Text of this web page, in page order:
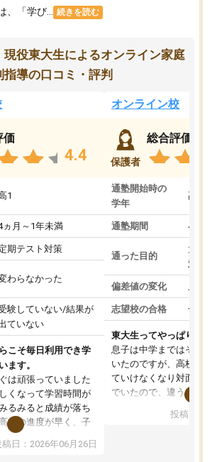
「学び... 続きを読む
現役東大生によるオンライン家庭
導の口コミ・評判
価
4.4
1
ヵ月～1年未満
期テスト対策
わらなかった
験していない/結果が
ていない
こそ毎日利用でき学
ます。
は頑張っていました
くなって学習時間が
るみると成績が落ち
校の進度が早く、子
強の話すると嫌な反
大先生にお願いして
稿日：2026年06月26日
オンライン校
保護者
総合評価
通塾開始時の
学年
高3
通塾期間 4ヵ月
通った目的
大学
対策
偏差値の変化 上が
志望校の合格 合格
東大生ってやっぱりすご
息子は中学まではそこそ
いたのですが、高校に入
ていけなくなり対面の塾
でいたので、違うアプロ
で、当初は模試でD判定
投稿日：